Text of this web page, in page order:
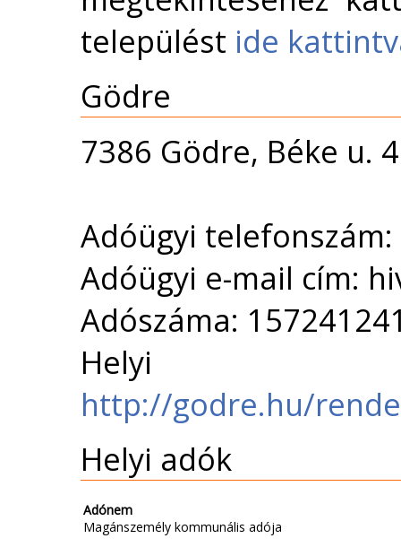
települést ide
Gödre
7386 Gödre, Béke u.
Adóügyi
Adóügyi e-mail cím:
Adószáma:
Helyi
http://godre.hu/
Helyi adók
Adónem
Magánszemély kommunális adója